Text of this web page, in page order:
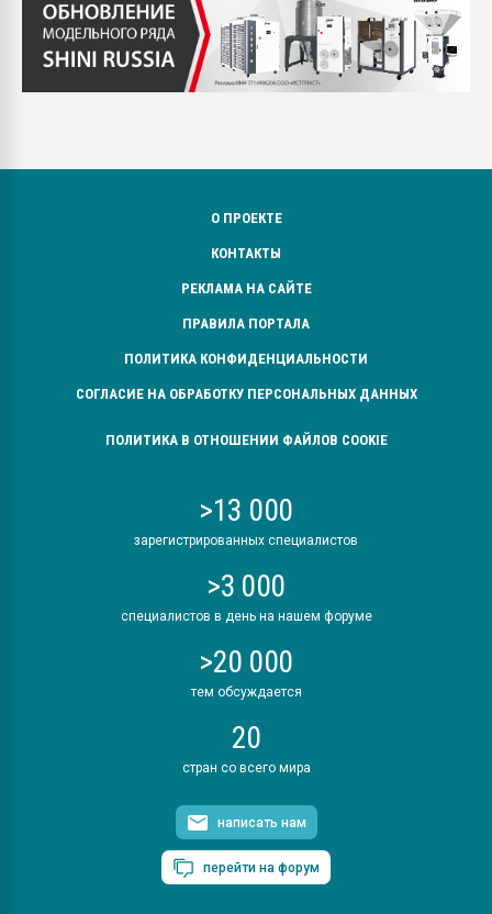
О ПРОЕКТЕ
КОНТАКТЫ
РЕКЛАМА НА САЙТЕ
ПРАВИЛА ПОРТАЛА
ПОЛИТИКА КОНФИДЕНЦИАЛЬНОСТИ
СОГЛАСИЕ НА ОБРАБОТКУ ПЕРСОНАЛЬНЫХ ДАННЫХ
ПОЛИТИКА В ОТНОШЕНИИ ФАЙЛОВ COOKIE
>13 000
зарегистрированных специалистов
>3 000
специалистов в день на нашем форуме
>20 000
тем обсуждается
20
стран со всего мира
написать нам
перейти на форум